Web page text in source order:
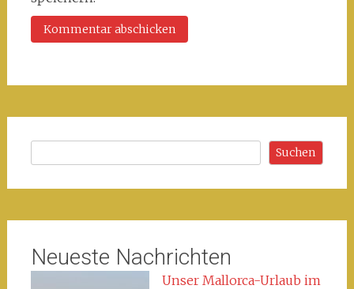
Suchen
Neueste Nachrichten
Unser Mallorca-Urlaub im